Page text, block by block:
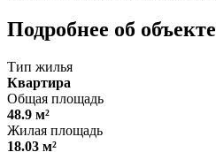
Подробнее об объекте
Тип жилья
Квартира
Общая площадь
48.9 м²
Жилая площадь
18.03 м²